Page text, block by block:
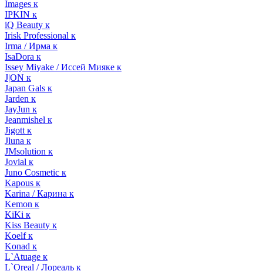
Images к
IPKIN к
iQ Beauty к
Irisk Professional к
Irma / Ирма к
IsaDora к
Issey Miyake / Иссей Мияке к
J|ON к
Japan Gals к
Jarden к
JayJun к
Jeanmishel к
Jigott к
Jluna к
JMsolution к
Jovial к
Juno Cosmetic к
Kapous к
Karina / Карина к
Kemon к
KiKi к
Kiss Beauty к
Koelf к
Konad к
L`Atuage к
L`Oreal / Лореаль к